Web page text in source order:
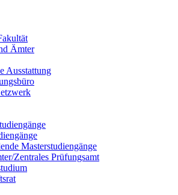
Ämter
Ausstattung
Masterstudiengänge
Zentrales Prüfungsamt